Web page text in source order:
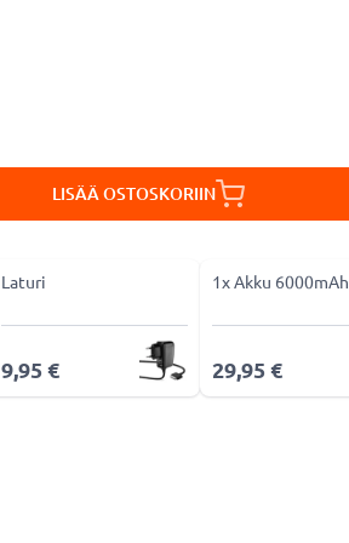
LISÄÄ OSTOSKORIIN
Laturi
9,95 €
1x Akku 6000mAh
29,95 €